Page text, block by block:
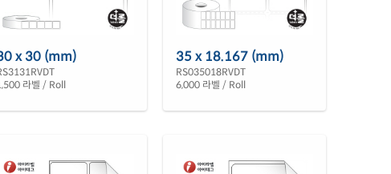
x 30 (mm)
라벨 / Roll
35 x 18.167 (mm)
RS035018RVDT
6,000 라벨 / Roll